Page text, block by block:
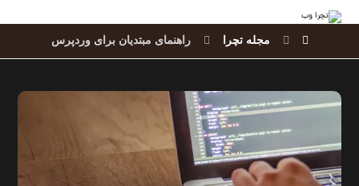
مجله تچرا راهنمای مبتدیان برای وردپرس